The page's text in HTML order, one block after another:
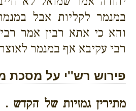
במנמר לקליות אבל
והא כי אתא רבין אמר
רבי עקיבא אף במנמר לאוצר
פירוש רש''י על מסכת
מתירין גמזיות של הקדש .